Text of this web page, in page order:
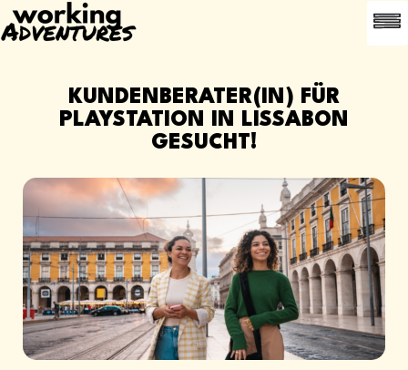
KUNDENBERATER(IN) FÜR
PLAYSTATION IN LISSABON
GESUCHT!